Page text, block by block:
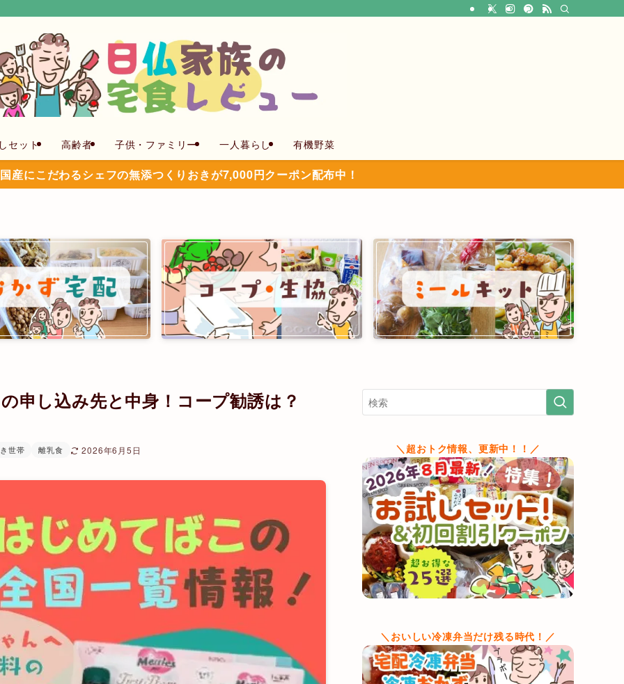
セット 高齢者 子供・ファミリー 一人暮らし 有機野菜
産にこだわるシェフの無添つくりおきが7,000円クーポン配布中！
申し込み先と中身！コープ勧誘は？
世帯 離乳食 2026年6月5日 ＼超おトク情報、更新中！！／
＼おいしい冷凍弁当だけ残る時代！／